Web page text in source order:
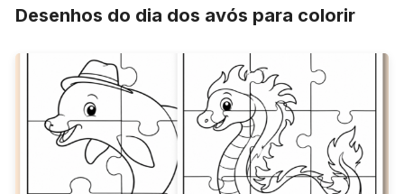
Desenhos do dia dos avós para colorir